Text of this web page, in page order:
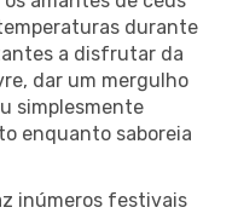
durante
a disfrutar da
dar um mergulho
simplesmente
enquanto saboreia
inúmeros festivais